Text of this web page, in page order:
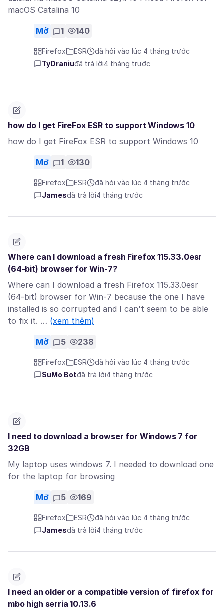
macOS Catalina 10
Mở 1 140
Firefox ESR
đã hỏi vào lúc 4 tháng trước
TyDraniuđã trả lời4 tháng trước
how do I get FireFox ESR to support Windows 10
how do I get FireFox ESR to support Windows 10
Mở 1 130
Firefox ESR
đã hỏi vào lúc 4 tháng trước
Jamesđã trả lời4 tháng trước
Where can I download a fresh Firefox 115.33.0esr
(64-bit) browser for Win-7?
Where can I download a fresh Firefox 115.33.0esr
(64-bit) browser for Win-7 because the one I have
installed is so corrupted and I can't seem to be able
to fix it. … (xem thêm)
Mở 5 238
Firefox ESR
đã hỏi vào lúc 4 tháng trước
SuMo Botđã trả lời4 tháng trước
I need to download a browser for Windows 7 for
32GB
My laptop uses windows 7. I needed to download one
for the laptop for browsing
Mở 5 169
Firefox ESR
đã hỏi vào lúc 4 tháng trước
Jamesđã trả lời4 tháng trước
I need an older or a compatible version of firefox for
mbo high serria 10.13.6